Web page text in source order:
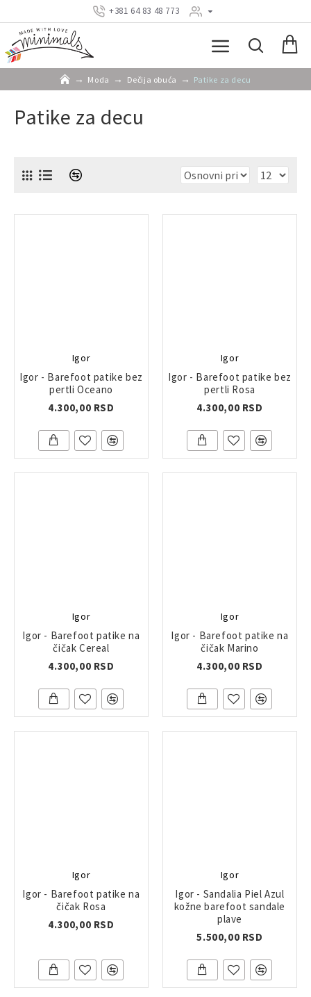
+381 64 83 48 773
Moda Dečija obuća Patike za decu
Patike za decu
Igor
Igor - Barefoot patike bez
pertli Oceano
4.300,00 RSD
Igor
Igor - Barefoot patike bez
pertli Rosa
4.300,00 RSD
Igor
Igor - Barefoot patike na
čičak Cereal
4.300,00 RSD
Igor
Igor - Barefoot patike na
čičak Marino
4.300,00 RSD
Igor
Igor - Barefoot patike na
čičak Rosa
4.300,00 RSD
Igor
Igor - Sandalia Piel Azul
kožne barefoot sandale
plave
5.500,00 RSD